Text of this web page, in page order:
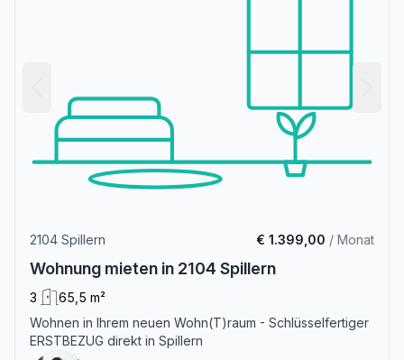
2104 Spillern € 1.399,00 / Monat
Wohnung mieten in 2104 Spillern
3
65,5 m²
Wohnen in Ihrem neuen Wohn(T)raum - Schlüsselfertiger
ERSTBEZUG direkt in Spillern